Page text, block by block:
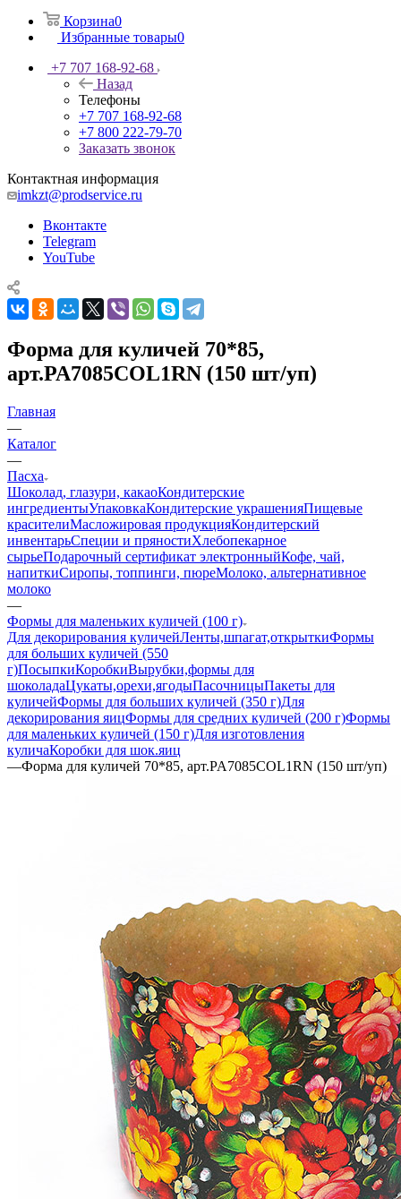
Корзина0
Избранные товары0
+7 707 168-92-68
Назад
Телефоны
+7 707 168-92-68
+7 800 222-79-70
Заказать звонок
Контактная информация
imkzt@prodservice.ru
Вконтакте
Telegram
YouTube
Форма для куличей 70*85,
арт.PA7085COL1RN (150 шт/уп)
Главная
—
Каталог
—
Пасха
Шоколад, глазури, какаоКондитерские
ингредиентыУпаковкаКондитерские украшенияПищевые
красителиМасложировая продукцияКондитерский
инвентарьСпеции и пряностиХлебопекарное
сырьеПодарочный сертификат электронныйКофе, чай,
напиткиСиропы, топпинги, пюреМолоко, альтернативное
молоко
—
Формы для маленьких куличей (100 г)
Для декорирования куличейЛенты,шпагат,открыткиФормы
для больших куличей (550
г)ПосыпкиКоробкиВырубки,формы для
шоколадаЦукаты,орехи,ягодыПасочницыПакеты для
куличейФормы для больших куличей (350 г)Для
декорирования яицФормы для средних куличей (200 г)Формы
для маленьких куличей (150 г)Для изготовления
куличаКоробки для шок.яиц
—Форма для куличей 70*85, арт.PA7085COL1RN (150 шт/уп)